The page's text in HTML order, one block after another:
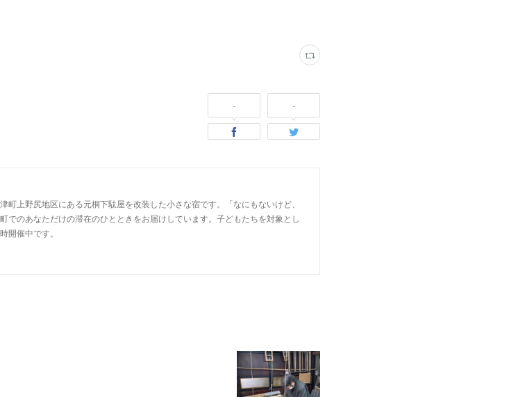
- -
町上野尻地区にある元桐下駄屋を改装した小さな宿です。「なにもないけど、
でのあなただけの滞在のひとときをお届けしています。子どもたちを対象とし
開催中です。